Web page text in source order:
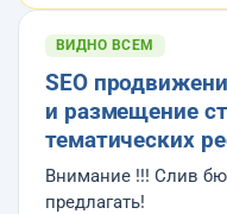
ВИДНО ВСЕМ
SEO
и размещение
тематических
Внимание !!! Слив
предлагать!